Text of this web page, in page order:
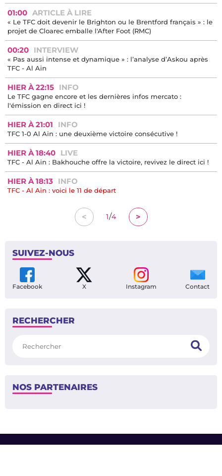
01:00 ARTICLE À LIRE
« Le TFC doit devenir le Brighton ou le Brentford français » : le
projet de Cloarec emballe l'After Foot (RMC)
00:20 INTERVIEW
« Pas aussi intense et dynamique » : l’analyse d’Askou après
TFC - Al Ain
HIER À 22:15 INFO
Le TFC gagne encore et les dernières infos mercato :
l'émission en direct ici !
HIER À 21:01 INFO
TFC 1-0 Al Ain : une deuxième victoire consécutive !
HIER À 18:40 LIVE
TFC - Al Ain : Bakhouche offre la victoire, revivez le direct ici !
HIER À 18:13 INFO
TFC - Al Ain : voici le 11 de départ
< 1/4 >
SUIVEZ-NOUS
Facebook X Instagram Contact
RECHERCHER
NOS PARTENAIRES